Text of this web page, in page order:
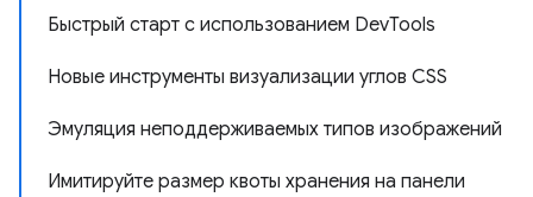
Быстрый старт с использованием DevTools
Новые инструменты визуализации углов CSS
Эмуляция неподдерживаемых типов изображений
Имитируйте размер квоты хранения на панели